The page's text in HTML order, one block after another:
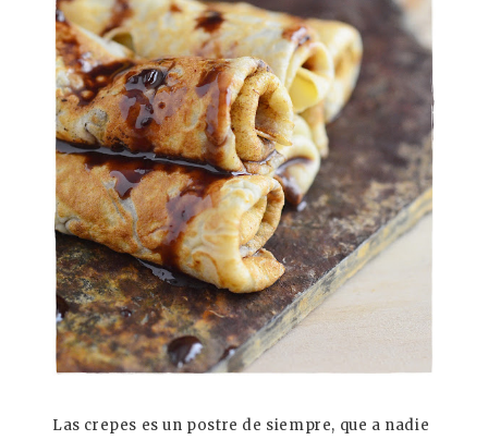
Las crepes es un postre de siempre, que a nadie